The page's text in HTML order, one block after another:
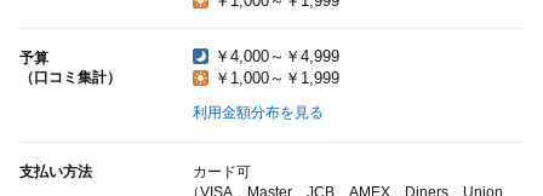
予算
（口コミ集計）
￥4,000～￥4,999
￥1,000～￥1,999
利用金額分布を見る
支払い方法
カード可
（VISA、Master、JCB、AMEX、Diners、Union